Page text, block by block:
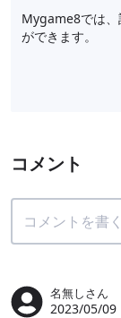
Mygame8では、
ができます。
コメント
名無しさん
2023/05/09